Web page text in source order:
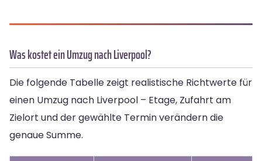
Was kostet ein Umzug nach Liverpool?
Die folgende Tabelle zeigt realistische Richtwerte für
einen Umzug nach Liverpool – Etage, Zufahrt am
Zielort und der gewählte Termin verändern die
genaue Summe.